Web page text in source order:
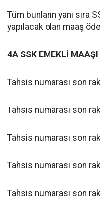
Tüm bunların yanı sıra
yapılacak olan maaş
4A SSK EMEKLİ MAAŞI
Tahsis numarası son
Tahsis numarası son
Tahsis numarası son
Tahsis numarası son
Tahsis numarası son